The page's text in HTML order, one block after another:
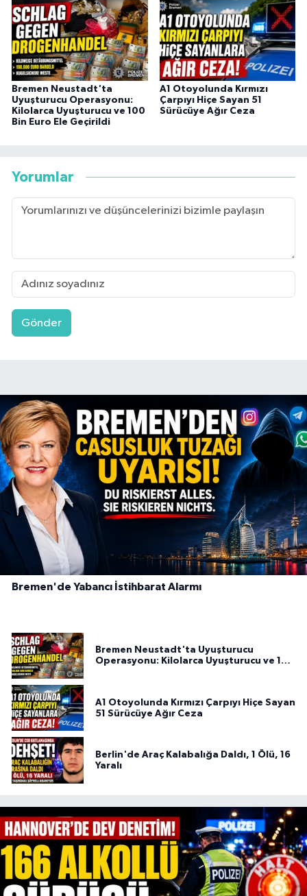
Bremen Neustadt'ta
Uyuşturucu Operasyonu:
Kilolarca Uyuşturucu ve 100
Bin Euro Ele Geçirildi
A1 Otoyolunda Kırmızı
Çarpıyı Hiçe Sayan 51
Sürücüye Ağır Ceza
Yorumlar
Gönder
Bremen'de Yabancı İstihbarat Alarmı
Bremen Neustadt'ta Uyuşturucu
Operasyonu: Kilolarca Uyuşturucu ve 100
A1 Otoyolunda Kırmızı Çarpıyı Hiçe Sayan
51 Sürücüye Ağır Ceza
Berlin'de Araç Kalabalığa Daldı, 1 Ölü, 16
Yaralı